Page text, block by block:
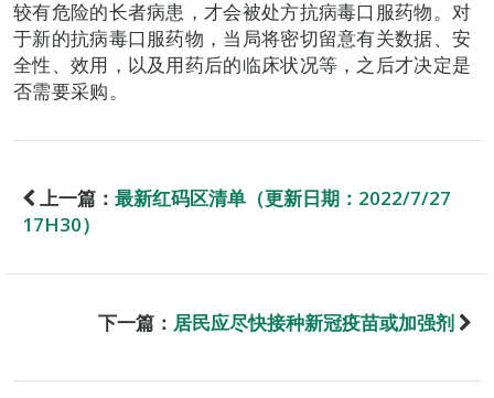
较有危险的长者病患，才会被处方抗病毒口服药物。对
于新的抗病毒口服药物，当局将密切留意有关数据、安
全性、效用，以及用药后的临床状况等，之后才决定是
否需要采购。
上一篇： 最新红码区清单（更新日期：2022/7/27
17H30）
下一篇： 居民应尽快接种新冠疫苗或加强剂